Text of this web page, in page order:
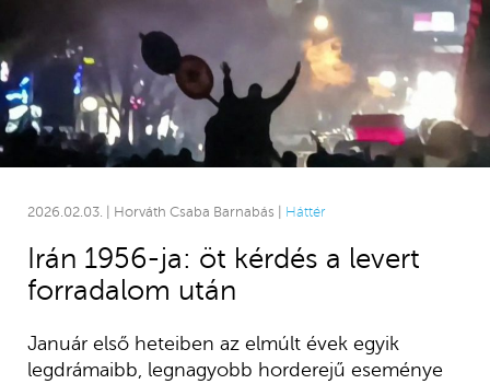
2026.02.03. | Horváth Csaba Barnabás | Háttér
Irán 1956-ja: öt kérdés a levert
forradalom után
Január első heteiben az elmúlt évek egyik
legdrámaibb, legnagyobb horderejű eseménye